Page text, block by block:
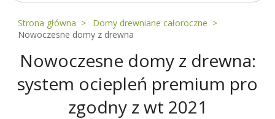
Strona główna
Domy drewniane całoroczne
Nowoczesne domy z drewna
Nowoczesne domy z drewna:
system ociepleń premium pro
zgodny z wt 2021